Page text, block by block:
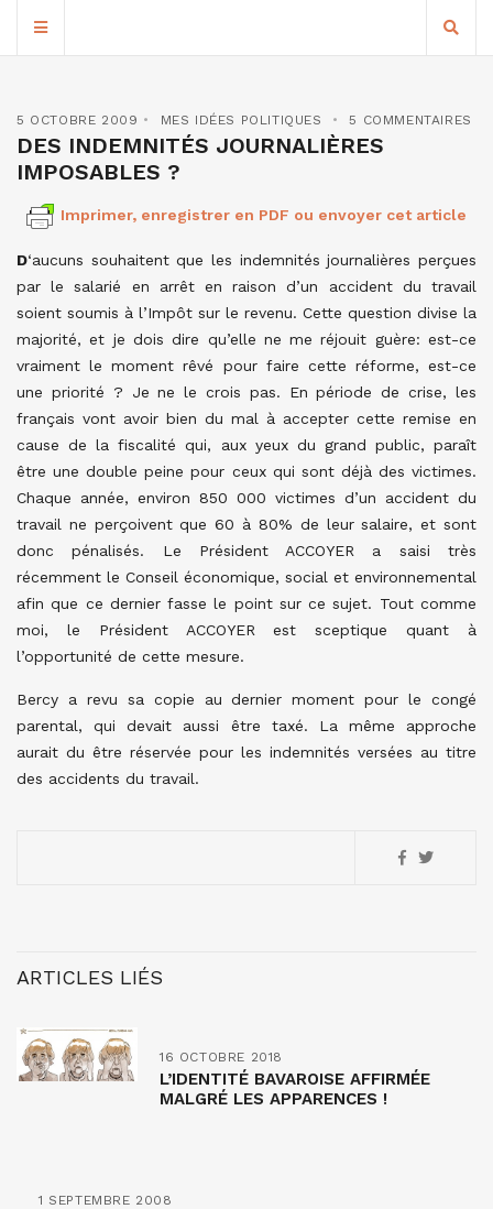
5 OCTOBRE 2009 MES IDÉES POLITIQUES 5 COMMENTAIRES
DES INDEMNITÉS JOURNALIÈRES
IMPOSABLES ?
Imprimer, enregistrer en PDF ou envoyer cet article
D‘aucuns souhaitent que les indemnités journalières perçues
par le salarié en arrêt en raison d’un accident du travail
soient soumis à l’Impôt sur le revenu. Cette question divise la
majorité, et je dois dire qu’elle ne me réjouit guère: est-ce
vraiment le moment rêvé pour faire cette réforme, est-ce
une priorité ? Je ne le crois pas. En période de crise, les
français vont avoir bien du mal à accepter cette remise en
cause de la fiscalité qui, aux yeux du grand public, paraît
être une double peine pour ceux qui sont déjà des victimes.
Chaque année, environ 850 000 victimes d’un accident du
travail ne perçoivent que 60 à 80% de leur salaire, et sont
donc pénalisés. Le Président ACCOYER a saisi très
récemment le Conseil économique, social et environnemental
afin que ce dernier fasse le point sur ce sujet. Tout comme
moi, le Président ACCOYER est sceptique quant à
l’opportunité de cette mesure.
Bercy a revu sa copie au dernier moment pour le congé
parental, qui devait aussi être taxé. La même approche
aurait du être réservée pour les indemnités versées au titre
des accidents du travail.
ARTICLES LIÉS
16 OCTOBRE 2018
L’IDENTITÉ BAVAROISE AFFIRMÉE
MALGRÉ LES APPARENCES !
1 SEPTEMBRE 2008